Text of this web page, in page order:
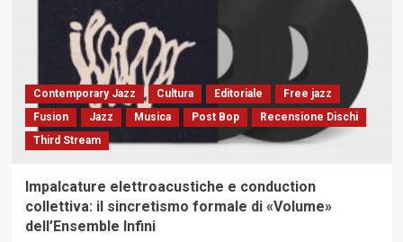
Contemporary Jazz Cultura Editoriale
Free jazz
Fusion
Jazz Musica Post Bop
Recensione Dischi
Third Stream
Impalcature elettroacustiche e conduction
collettiva: il sincretismo formale di «Volume»
dell’Ensemble Infini